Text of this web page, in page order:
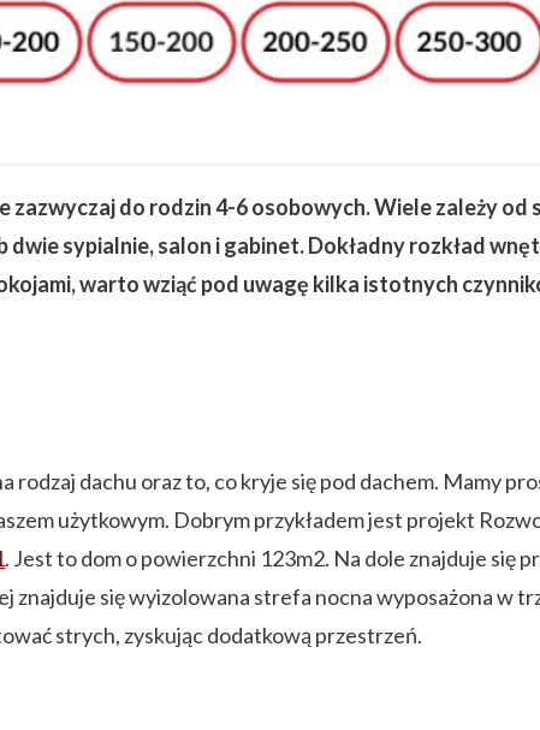
do rodzin 4-6 osobowych. Wiele zależy
sypialnie, salon i gabinet. Dokładny rozkład
warto wziąć pod uwagę kilka istotnych
dachu oraz to, co kryje się pod dachem. Mamy
użytkowym. Dobrym przykładem jest projekt
. Jest to dom o powierzchni 123m2. Na dole znajduje się
znajduje się wyizolowana strefa nocna wyposażona w
strych, zyskując dodatkową przestrzeń.